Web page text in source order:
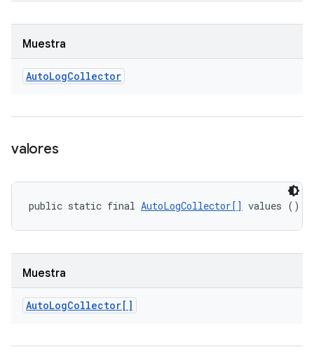
Muestra
AutoLogCollector
valores
public static final AutoLogCollector[] values ()
Muestra
AutoLogCollector[]